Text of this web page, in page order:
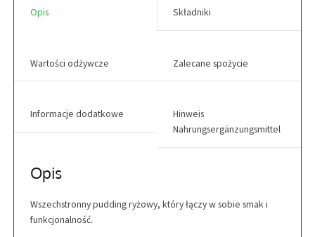
Opis Składniki
Wartości odżywcze Zalecane spożycie
Informacje dodatkowe
Hinweis
Nahrungsergänzungsmittel
Opis
Wszechstronny pudding ryżowy, który łączy w sobie smak i
funkcjonalność.